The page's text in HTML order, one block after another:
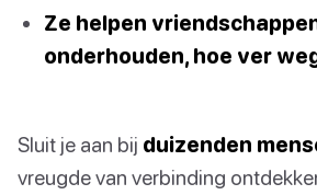
Ze helpen
onderhouden, hoe ver
Sluit je aan bij duizenden
vreugde van verbinding